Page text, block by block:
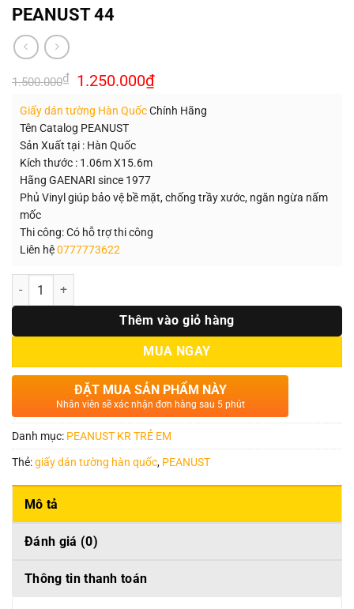
PEANUST 44
1.500.000₫ Giá
gốc
1.500.000₫.
1.250.000₫Giá
hiện
là:
Giấy dán tường Hàn QuốcChính Hãng
Tên Catalog PEANUST
Sản Xuất tại : Hàn Quốc
Kích thước : 1.06m X15.6m
Hãng GAENARI since 1977
Phủ Vinyl giúp bảo vệ bề mặt, chống trầy xước, ngăn ngừa nấm
mốc
Thi công: Có hỗ trợ thi công
Liên hệ0777773622
Số lượng
Thêm vào giỏ hàng
MUA NGAY
ĐẶT MUA SẢN PHẨM NÀY
Nhân viên sẽ xác nhận đơn hàng sau 5 phút
Danh mục: PEANUST KR TRẺ EM
Thẻ:giấy dán tường hàn quốc, PEANUST
Mô tả
Đánh giá (0)
Thông tin thanh toán